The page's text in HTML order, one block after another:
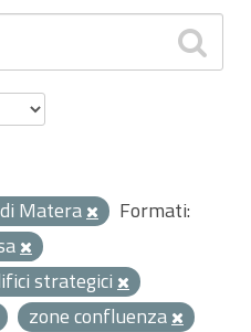
Matera
Formati:
strategici
zone confluenza